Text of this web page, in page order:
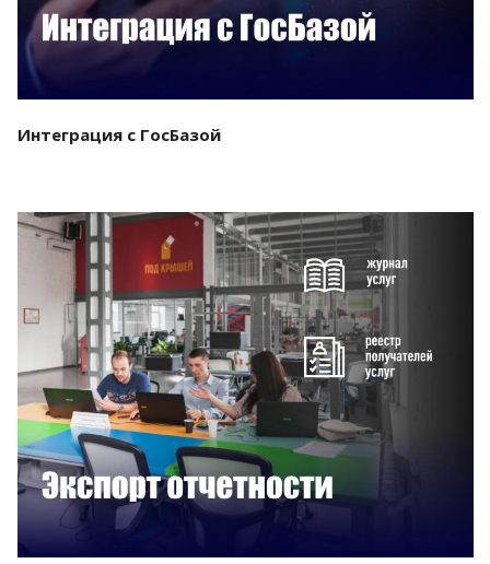
Интеграция с ГосБазой
Смотреть проект